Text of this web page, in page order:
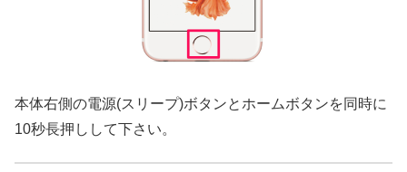
本体右側の電源(スリープ)ボタンとホームボタンを同時に
10秒長押しして下さい。